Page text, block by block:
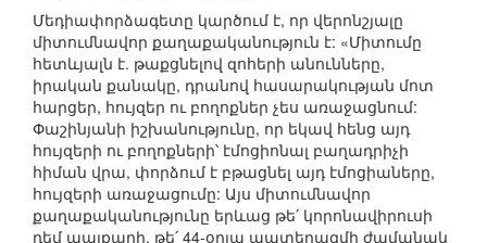
Մեդիափորձագետը կարծում է, որ վերոնշյալը
միտումնավոր քաղաքականություն է: «Միտումը
հետևյալն է. թաքցնելով զոհերի անունները,
իրական քանակը, դրանով հասարակության մոտ
հարցեր, հույզեր ու բողոքներ չես առաջացնում:
Փաշինյանի իշխանությունը, որ եկավ հենց այդ
հույզերի ու բողոքների՝ էմոցիոնալ բաղադրիչի
հիման վրա, փորձում է բթացնել այդ էմոցիաները,
հույզերի առաջացումը: Այս միտումնավոր
քաղաքականությունը երևաց թե՛ կորոնավիրուսի
դեմ պայքարի, թե՛ 44-օրյա պատերազմի ժամանակ